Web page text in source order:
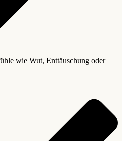
wie Wut, Enttäuschung oder